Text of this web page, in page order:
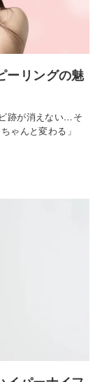
ーリングの魅
跡が消えない…そ
ゃんと変わる」